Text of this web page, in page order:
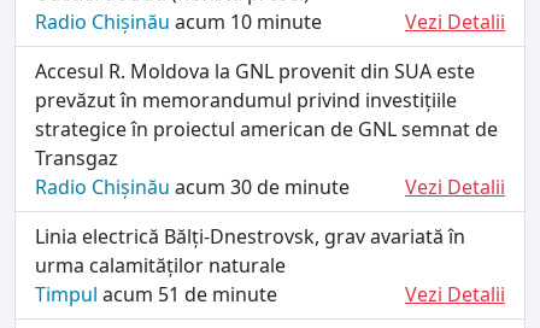
Radio Chișinău acum 10 minute
Vezi Detalii
Accesul R. Moldova la GNL provenit din SUA este
prevăzut în memorandumul privind investițiile
strategice în proiectul american de GNL semnat de
Transgaz
Radio Chișinău acum 30 de minute
Vezi Detalii
Linia electrică Bălți-Dnestrovsk, grav avariată în
urma calamităților naturale
Timpul acum 51 de minute
Vezi Detalii